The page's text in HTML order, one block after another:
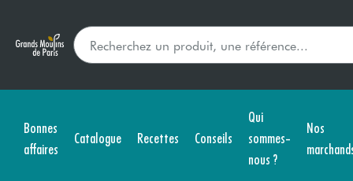
Bonnes
affaires
Catalogue Recettes Conseils
Qui
sommes-
nous ?
Nos